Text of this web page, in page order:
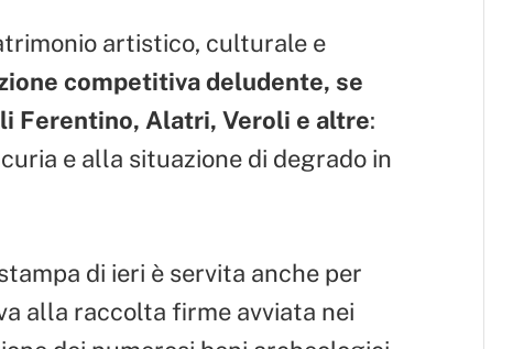
artistico, culturale e
competitiva deludente, se
Ferentino, Alatri, Veroli e altre:
e alla situazione di degrado in
di ieri è servita anche per
alla raccolta firme avviata nei